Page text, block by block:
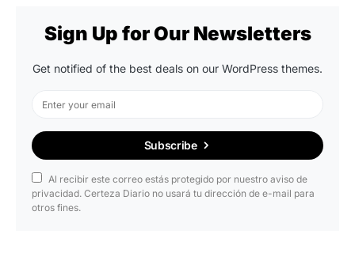
Sign Up for Our Newsletters
Get notified of the best deals on our WordPress themes.
Subscribe
Al recibir este correo estás protegido por nuestro aviso de
privacidad. Certeza Diario no usará tu dirección de e-mail para
otros fines.